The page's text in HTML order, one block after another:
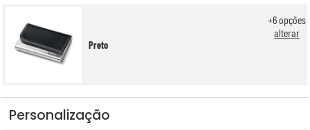
Preto
+6opções
alterar
Personalização